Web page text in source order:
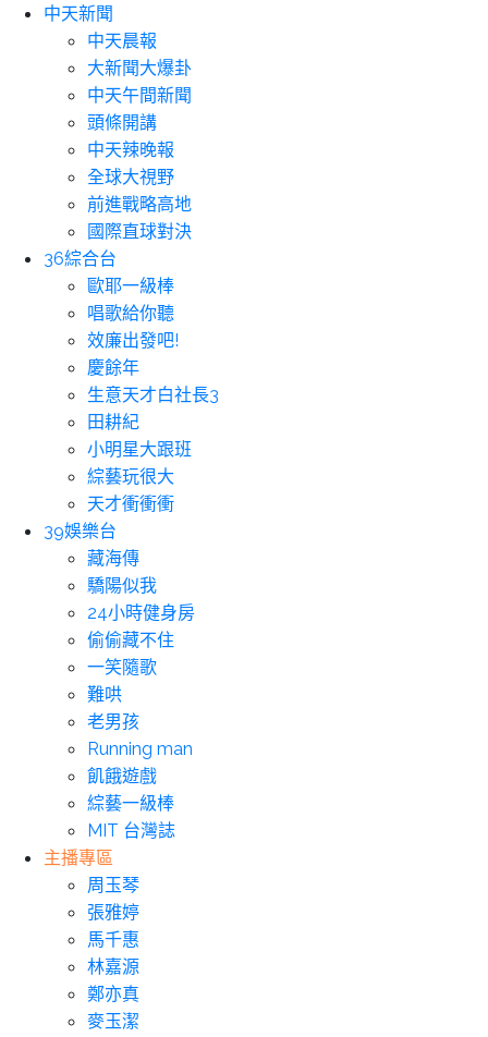
中天新聞
中天晨報
大新聞大爆卦
中天午間新聞
頭條開講
中天辣晚報
全球大視野
前進戰略高地
國際直球對決
36綜合台
歐耶一級棒
唱歌給你聽
效廉出發吧!
慶餘年
生意天才白社長3
田耕紀
小明星大跟班
綜藝玩很大
天才衝衝衝
39娛樂台
藏海傳
驕陽似我
24小時健身房
偷偷藏不住
一笑隨歌
難哄
老男孩
Running man
飢餓遊戲
綜藝一級棒
MIT 台灣誌
主播專區
周玉琴
張雅婷
馬千惠
林嘉源
鄭亦真
麥玉潔